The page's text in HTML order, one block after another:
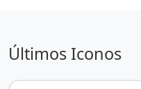
Últimos Iconos